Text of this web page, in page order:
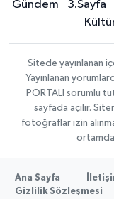
Gündem 3.Sayfa
Sitede yayınlanan
Yayınlanan
PORTALI sorumlu
sayfada açılır.
fotoğraflar izin
ortamda
Ana Sayfa
Gizlilik Sözleşmesi